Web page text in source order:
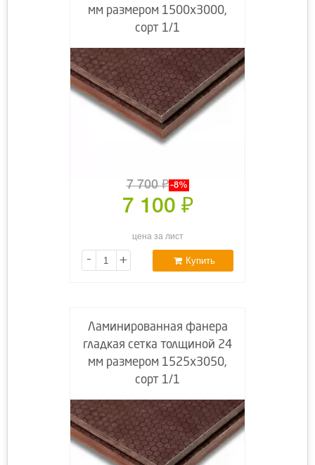
мм размером 1500х3000,
сорт 1/1
7 700₽ -8%
7 100 ₽
цена за лист
- + Купить
Ламинированная фанера
гладкая сетка толщиной 24
мм размером 1525х3050,
сорт 1/1